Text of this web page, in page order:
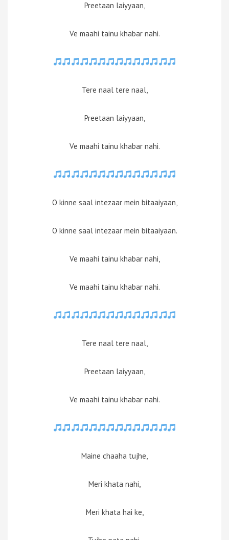
Preetaan laiyyaan,
Ve maahi tainu khabar nahi.
Tere naal tere naal,
Preetaan laiyyaan,
Ve maahi tainu khabar nahi.
O kinne saal intezaar mein bitaaiyaan,
O kinne saal intezaar mein bitaaiyaan.
Ve maahi tainu khabar nahi,
Ve maahi tainu khabar nahi.
Tere naal tere naal,
Preetaan laiyyaan,
Ve maahi tainu khabar nahi.
Maine chaaha tujhe,
Meri khata nahi,
Meri khata hai ke,